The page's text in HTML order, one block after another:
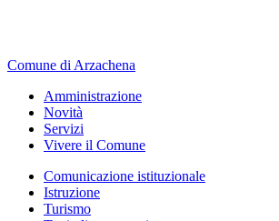
Comune di Arzachena
Amministrazione
Novità
Servizi
Vivere il Comune
Comunicazione istituzionale
Istruzione
Turismo